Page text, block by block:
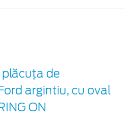
de
argintiu, cu oval
ON